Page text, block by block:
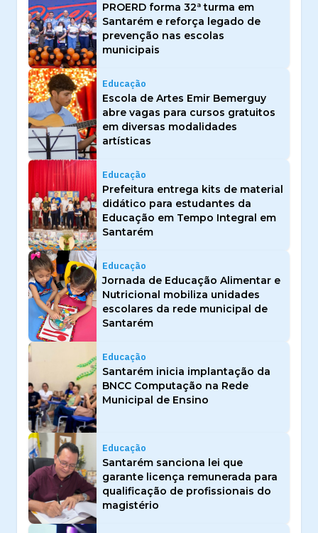
PROERD forma 32ª turma em
Santarém e reforça legado de
prevenção nas escolas
municipais
Educação
Escola de Artes Emir Bemerguy
abre vagas para cursos gratuitos
em diversas modalidades
artísticas
Educação
Prefeitura entrega kits de material
didático para estudantes da
Educação em Tempo Integral em
Santarém
Educação
Jornada de Educação Alimentar e
Nutricional mobiliza unidades
escolares da rede municipal de
Santarém
Educação
Santarém inicia implantação da
BNCC Computação na Rede
Municipal de Ensino
Educação
Santarém sanciona lei que
garante licença remunerada para
qualificação de profissionais do
magistério